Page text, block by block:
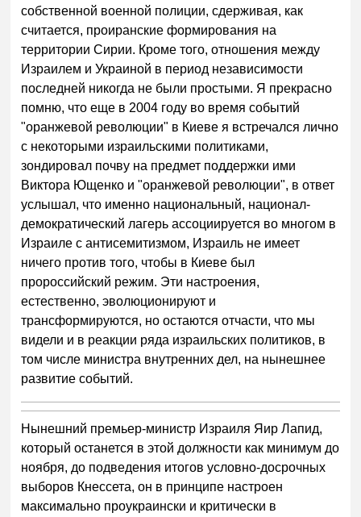
собственной военной полиции, сдерживая, как
считается, проиранские формирования на
территории Сирии. Кроме того, отношения между
Израилем и Украиной в период независимости
последней никогда не были простыми. Я прекрасно
помню, что еще в 2004 году во время событий
"оранжевой революции" в Киеве я встречался лично
с некоторыми израильскими политиками,
зондировал почву на предмет поддержки ими
Виктора Ющенко и "оранжевой революции", в ответ
услышал, что именно национальный, национал-
демократический лагерь ассоциируется во многом в
Израиле с антисемитизмом, Израиль не имеет
ничего против того, чтобы в Киеве был
пророссийский режим. Эти настроения,
естественно, эволюционируют и
трансформируются, но остаются отчасти, что мы
видели и в реакции ряда израильских политиков, в
том числе министра внутренних дел, на нынешнее
развитие событий.
Нынешний премьер-министр Израиля Яир Лапид,
который останется в этой должности как минимум до
ноября, до подведения итогов условно-досрочных
выборов Кнессета, он в принципе настроен
максимально проукраински и критически в